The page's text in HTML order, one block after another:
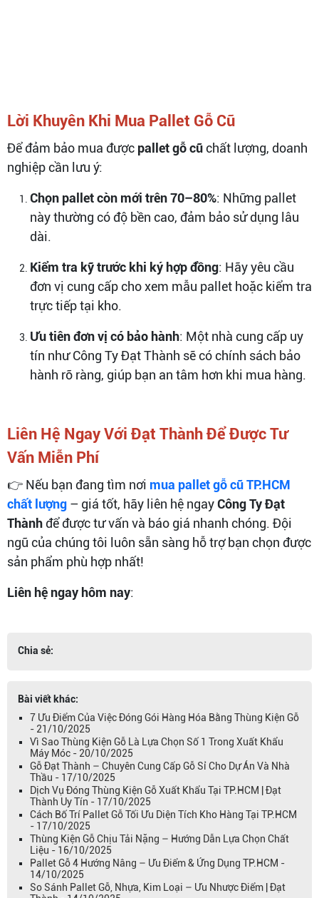
Lời Khuyên Khi Mua Pallet Gỗ Cũ
Để đảm bảo mua được pallet gỗ cũchất lượng, doanh
nghiệp cần lưu ý:
Chọn pallet còn mới trên 70–80%: Những pallet
này thường có độ bền cao, đảm bảo sử dụng lâu
dài.
Kiểm tra kỹ trước khi ký hợp đồng: Hãy yêu cầu
đơn vị cung cấp cho xem mẫu pallet hoặc kiểm tra
trực tiếp tại kho.
Ưu tiên đơn vị có bảo hành: Một nhà cung cấp uy
tín như Công Ty Đạt Thành sẽ có chính sách bảo
hành rõ ràng, giúp bạn an tâm hơn khi mua hàng.
Liên Hệ Ngay Với Đạt Thành Để Được Tư
Vấn Miễn Phí
👉 Nếu bạn đang tìm nơi mua pallet gỗ cũ TP.HCM
chất lượng – giá tốt, hãy liên hệ ngayCông Ty Đạt
Thànhđể được tư vấn và báo giá nhanh chóng. Đội
ngũ của chúng tôi luôn sẵn sàng hỗ trợ bạn chọn được
sản phẩm phù hợp nhất!
Liên hệ ngay hôm nay:
Chia sẻ:
Bài viết khác:
7 Ưu Điểm Của Việc Đóng Gói Hàng Hóa Bằng Thùng Kiện Gỗ
- 21/10/2025
Vì Sao Thùng Kiện Gỗ Là Lựa Chọn Số 1 Trong Xuất Khẩu
Máy Móc - 20/10/2025
Gỗ Đạt Thành – Chuyên Cung Cấp Gỗ Sỉ Cho Dự Án Và Nhà
Thầu - 17/10/2025
Dịch Vụ Đóng Thùng Kiện Gỗ Xuất Khẩu Tại TP.HCM | Đạt
Thành Uy Tín - 17/10/2025
Cách Bố Trí Pallet Gỗ Tối Ưu Diện Tích Kho Hàng Tại TP.HCM
- 17/10/2025
Thùng Kiện Gỗ Chịu Tải Nặng – Hướng Dẫn Lựa Chọn Chất
Liệu - 16/10/2025
Pallet Gỗ 4 Hướng Nâng – Ưu Điểm & Ứng Dụng TP.HCM -
14/10/2025
So Sánh Pallet Gỗ, Nhựa, Kim Loại – Ưu Nhược Điểm | Đạt